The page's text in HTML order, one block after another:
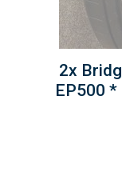
2x
EP500